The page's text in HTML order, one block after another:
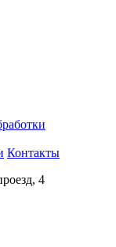
Контакты
4